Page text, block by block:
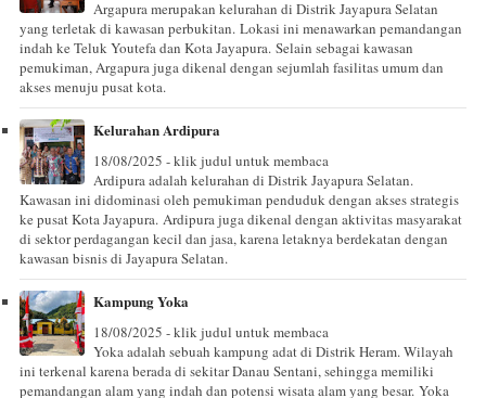
Argapura merupakan kelurahan di Distrik Jayapura Selatan
yang terletak di kawasan perbukitan. Lokasi ini menawarkan pemandangan
indah ke Teluk Youtefa dan Kota Jayapura. Selain sebagai kawasan
pemukiman, Argapura juga dikenal dengan sejumlah fasilitas umum dan
akses menuju pusat kota.
Kelurahan Ardipura
18/08/2025 - klik judul untuk membaca
Ardipura adalah kelurahan di Distrik Jayapura Selatan.
Kawasan ini didominasi oleh pemukiman penduduk dengan akses strategis
ke pusat Kota Jayapura. Ardipura juga dikenal dengan aktivitas masyarakat
di sektor perdagangan kecil dan jasa, karena letaknya berdekatan dengan
kawasan bisnis di Jayapura Selatan.
Kampung Yoka
18/08/2025 - klik judul untuk membaca
Yoka adalah sebuah kampung adat di Distrik Heram. Wilayah
ini terkenal karena berada di sekitar Danau Sentani, sehingga memiliki
pemandangan alam yang indah dan potensi wisata alam yang besar. Yoka